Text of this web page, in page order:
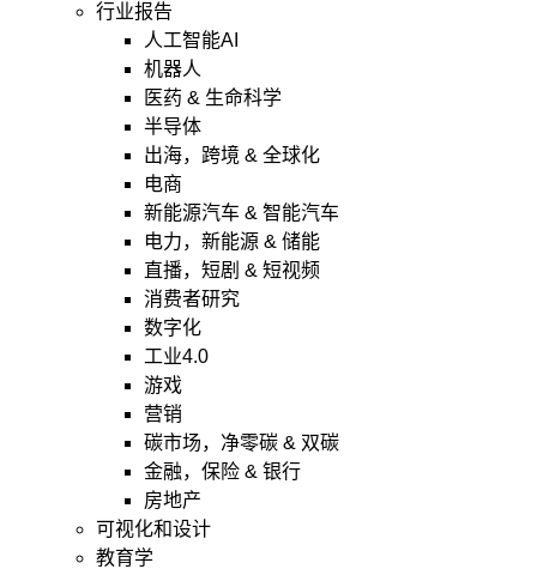
行业报告
人工智能AI
机器人
医药 & 生命科学
半导体
出海，跨境 & 全球化
电商
新能源汽车 & 智能汽车
电力，新能源 & 储能
直播，短剧 & 短视频
消费者研究
数字化
工业4.0
游戏
营销
碳市场，净零碳 & 双碳
金融，保险 & 银行
房地产
可视化和设计
教育学